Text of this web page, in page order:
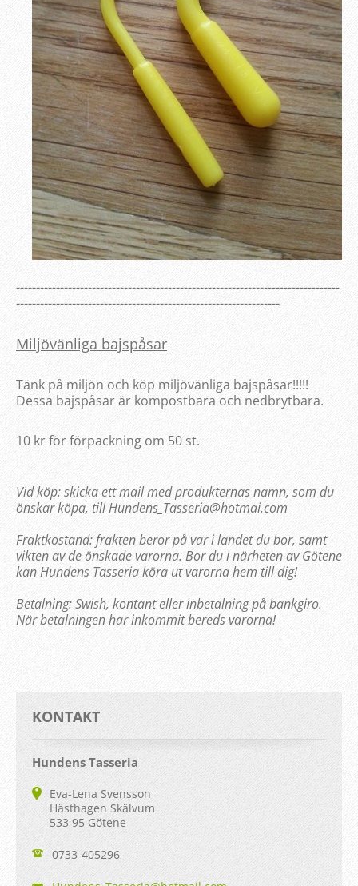
---------------------------------------------------------------------------------
------------------------------------------------------------------
Miljövänliga bajspåsar
Tänk på miljön och köp miljövänliga bajspåsar!!!!!
Dessa bajspåsar är kompostbara och nedbrytbara.
10 kr för förpackning om 50 st.
Vid köp: skicka ett mail med produkternas namn, som du
önskar köpa, till Hundens_Tasseria@hotmai.com
Fraktkostand: frakten beror på var i landet du bor, samt
vikten av de önskade varorna. Bor du i närheten av Götene
kan Hundens Tasseria köra ut varorna hem till dig!
Betalning: Swish, kontant eller inbetalning på bankgiro.
När betalningen har inkommit bereds varorna!
KONTAKT
Hundens Tasseria
Eva-Lena Svensson
Hästhagen Skälvum
533 95 Götene
0733-405296